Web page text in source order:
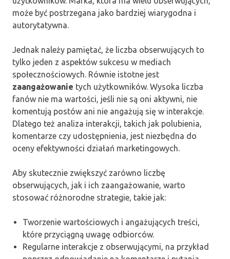
może być postrzegana jako bardziej wiarygodna i
autorytatywna.
Jednak należy pamiętać, że liczba obserwujących to
tylko jeden z aspektów sukcesu w mediach
społecznościowych. Równie istotne jest
zaangażowanie tych użytkowników. Wysoka liczba
fanów nie ma wartości, jeśli nie są oni aktywni, nie
komentują postów ani nie angażują się w interakcje.
Dlatego też analiza interakcji, takich jak polubienia,
komentarze czy udostępnienia, jest niezbędna do
oceny efektywności działań marketingowych.
Aby skutecznie zwiększyć zarówno liczbę
obserwujących, jak i ich zaangażowanie, warto
stosować różnorodne strategie, takie jak:
Tworzenie wartościowych i angażujących treści,
które przyciągną uwagę odbiorców.
Regularne interakcje z obserwującymi, na przykład